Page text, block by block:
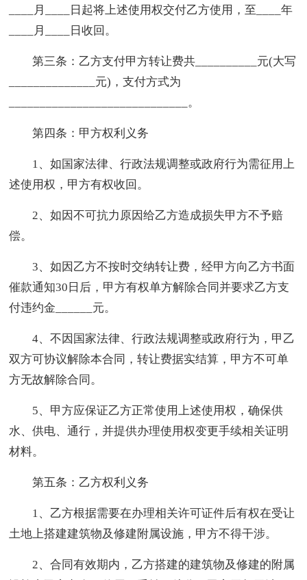
____月____日起将上述使用权交付乙方使用，至____年
____月____日收回。
第三条：乙方支付甲方转让费共__________元(大写
______________元)，支付方式为
_____________________________。
第四条：甲方权利义务
1、如国家法律、行政法规调整或政府行为需征用上
述使用权，甲方有权收回。
2、如因不可抗力原因给乙方造成损失甲方不予赔
偿。
3、如因乙方不按时交纳转让费，经甲方向乙方书面
催款通知30日后，甲方有权单方解除合同并要求乙方支
付违约金______元。
4、不因国家法律、行政法规调整或政府行为，甲乙
双方可协议解除本合同，转让费据实结算，甲方不可单
方无故解除合同。
5、甲方应保证乙方正常使用上述使用权，确保供
水、供电、通行，并提供办理使用权变更手续相关证明
材料。
第五条：乙方权利义务
1、乙方根据需要在办理相关许可证件后有权在受让
土地上搭建建筑物及修建附属设施，甲方不得干涉。
2、合同有效期内，乙方搭建的建筑物及修建的附属